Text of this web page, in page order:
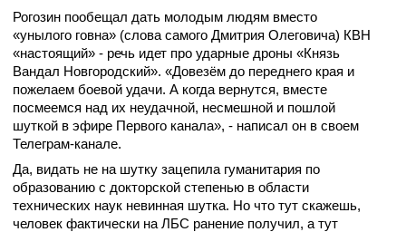
Рогозин пообещал дать молодым людям вместо
«унылого говна» (слова самого Дмитрия Олеговича) КВН
«настоящий» - речь идет про ударные дроны «Князь
Вандал Новгородский». «Довезём до переднего края и
пожелаем боевой удачи. А когда вернутся, вместе
посмеемся над их неудачной, несмешной и пошлой
шуткой в эфире Первого канала», - написал он в своем
Телеграм-канале.
Да, видать не на шутку зацепила гуманитария по
образованию с докторской степенью в области
технических наук невинная шутка. Но что тут скажешь,
человек фактически на ЛБС ранение получил, а тут